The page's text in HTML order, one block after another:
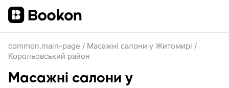
common.main-page / Масажні салони у Житомирі /
Корольовський район
Масажні салони у